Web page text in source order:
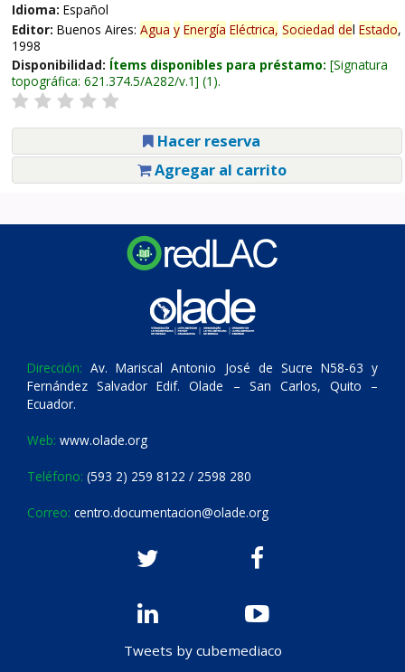
Idioma: Español
Editor: Buenos Aires: Agua y Energía Eléctrica, Sociedad del Estado,
1998
Disponibilidad: Ítems disponibles para préstamo: Signatura
topográfica: 621.374.5/A282/v.1 (1).
Hacer reserva
Agregar al carrito
Dirección: Av. Mariscal Antonio José de Sucre N58-63 y
Fernández Salvador Edif. Olade – San Carlos, Quito –
Ecuador.
Web: www.olade.org
Teléfono: (593 2) 259 8122 / 2598 280
Correo: centro.documentacion@olade.org
Tweets by cubemediaco